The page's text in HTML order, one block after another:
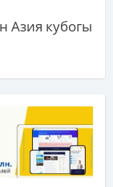
Азия кубогы